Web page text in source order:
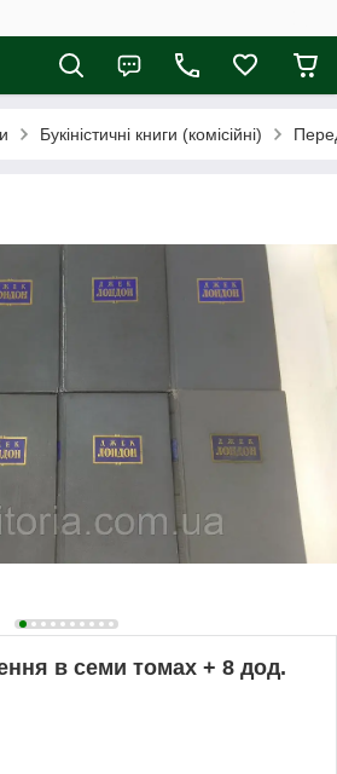
Букіністичні книги (комісійні)
в семи томах + 8 дод.